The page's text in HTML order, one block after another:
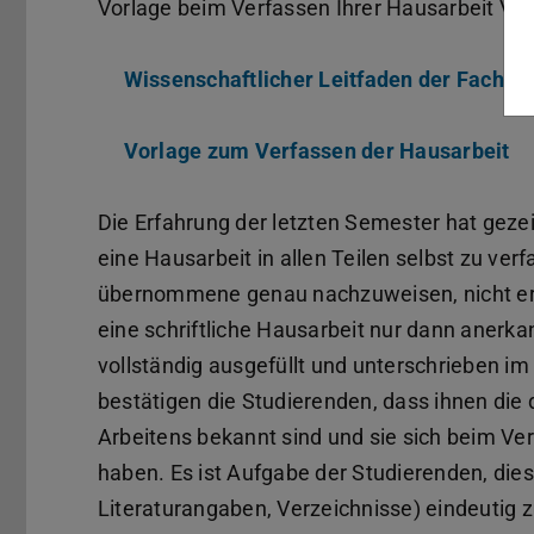
Vorlage beim Verfassen Ihrer Hausarbeit
Wissenschaftlicher Leitfaden der
Vorlage zum Verfassen der Hausarbeit
Die Erfahrung der letzten Semester hat
eine Hausarbeit in allen Teilen selbst zu
übernommene genau nachzuweisen, nicht
eine schriftliche Hausarbeit nur dann
vollständig ausgefüllt und unterschrieben
bestätigen die Studierenden, dass ihnen
Arbeitens bekannt sind und sie sich beim
haben. Es ist Aufgabe der Studierenden,
Literaturangaben, Verzeichnisse) eindeutig